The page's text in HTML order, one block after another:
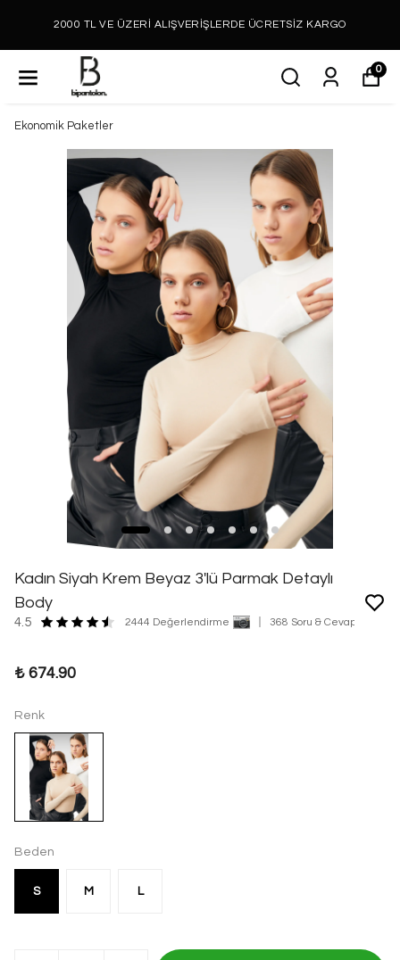
2000 TL VE ÜZERİ ALIŞVERİŞLERDE ÜCRETSİZ KARGO
0
Ekonomik Paketler
Kadın Siyah Krem Beyaz 3'lü Parmak Detaylı
Body
4.5 2444 Değerlendirme 368 Soru & Cevap
₺ 674.90
Renk
Beden
S M L